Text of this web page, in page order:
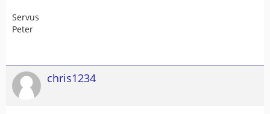
Servus
Peter
chris1234